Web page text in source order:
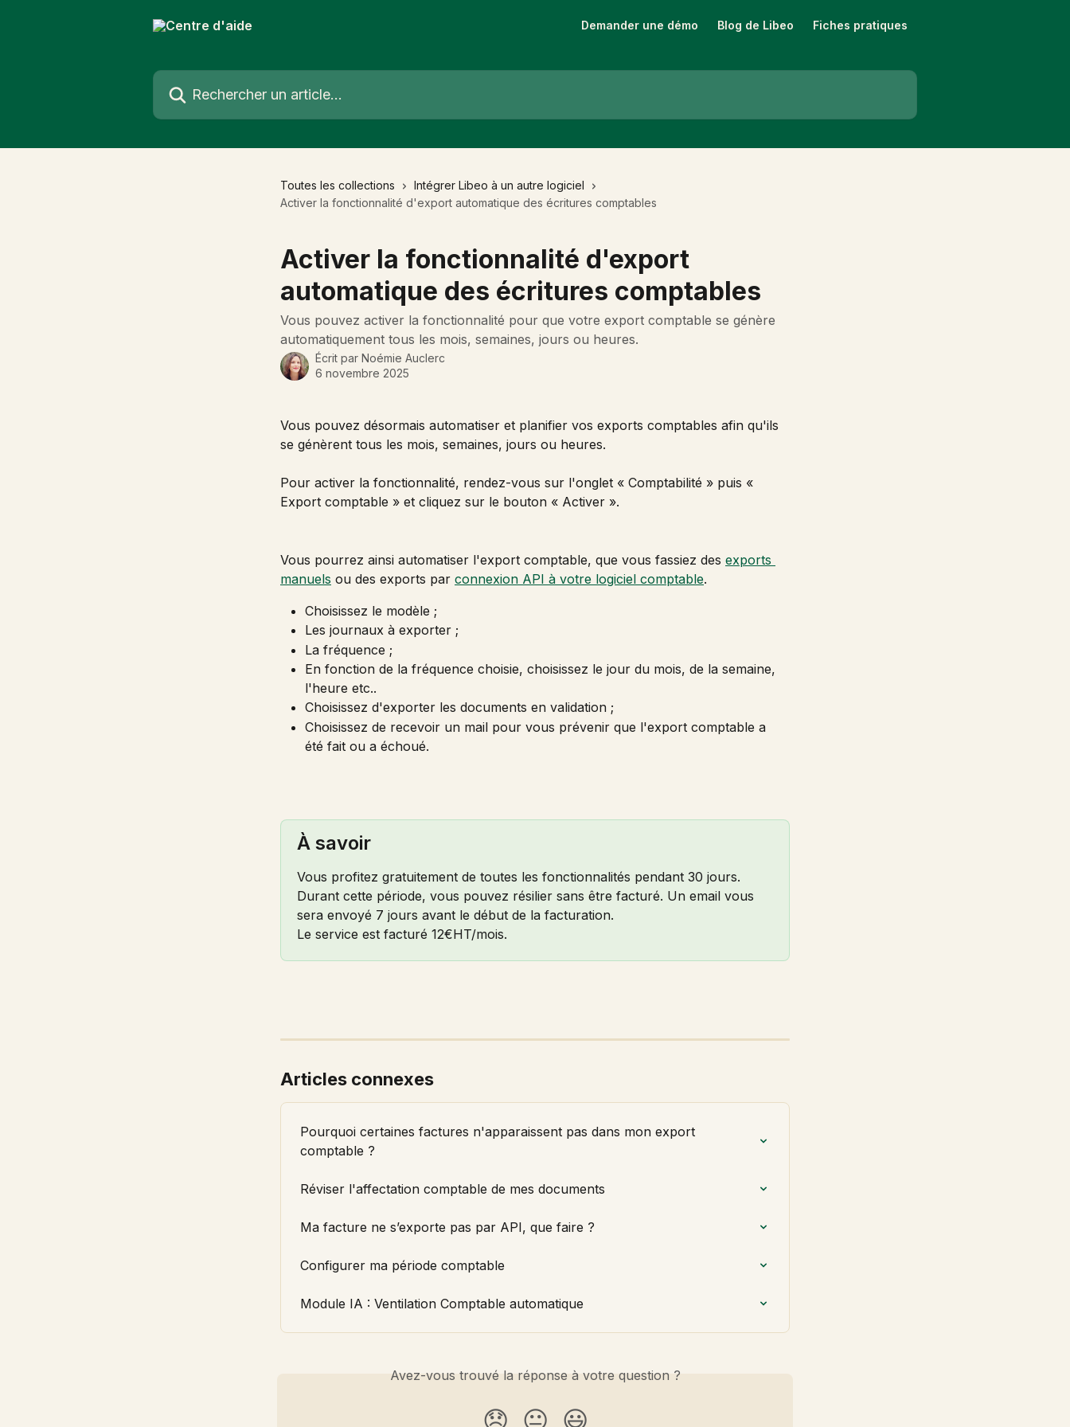
Demander une démo Blog de Libeo Fiches pratiques
Rechercher un article...
Toutes les collections
Intégrer Libeo à un autre logiciel
Activer la fonctionnalité d'export automatique des écritures comptables
Activer la fonctionnalité d'export
automatique des écritures comptables
Vous pouvez activer la fonctionnalité pour que votre export comptable se génère
automatiquement tous les mois, semaines, jours ou heures.
Écrit par Noémie Auclerc
6 novembre 2025
Vous pouvez désormais automatiser et planifier vos exports comptables afin qu'ils
se génèrent tous les mois, semaines, jours ou heures.
Pour activer la fonctionnalité, rendez-vous sur l'onglet « Comptabilité » puis «
Export comptable » et cliquez sur le bouton « Activer ».
Vous pourrez ainsi automatiser l'export comptable, que vous fassiez des exports
manuels ou des exports par connexion API à votre logiciel comptable.
Choisissez le modèle ;
Les journaux à exporter ;
La fréquence ;
En fonction de la fréquence choisie, choisissez le jour du mois, de la semaine,
l'heure etc..
Choisissez d'exporter les documents en validation ;
Choisissez de recevoir un mail pour vous prévenir que l'export comptable a
été fait ou a échoué.
À savoir
Vous profitez gratuitement de toutes les fonctionnalités pendant 30 jours.
Durant cette période, vous pouvez résilier sans être facturé. Un email vous
sera envoyé 7 jours avant le début de la facturation.
Le service est facturé 12€HT/mois.
Articles connexes
Pourquoi certaines factures n'apparaissent pas dans mon export
comptable ?
Réviser l'affectation comptable de mes documents
Ma facture ne s’exporte pas par API, que faire ?
Configurer ma période comptable
Module IA : Ventilation Comptable automatique
Avez-vous trouvé la réponse à votre question ?
😞 😐 😃